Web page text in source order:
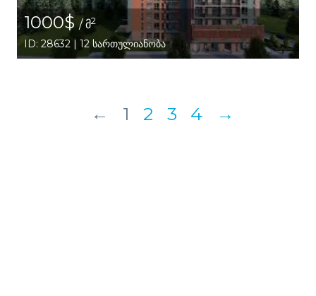
1000$/ მ2
ID: 28632 | 12 სართულიანობა
← 1 2 3 4 →